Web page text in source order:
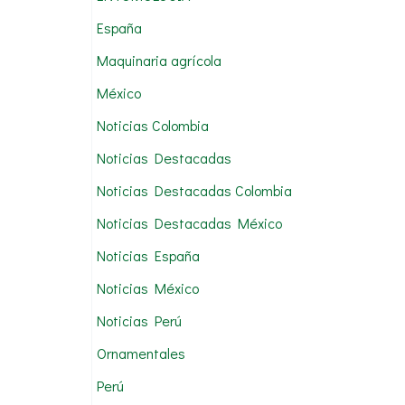
:España
Maquinaria agrícola
México
Noticias Colombia
Noticias Destacadas
Noticias Destacadas Colombia
Noticias Destacadas México
Noticias España
Noticias México
Noticias Perú
Ornamentales
Perú